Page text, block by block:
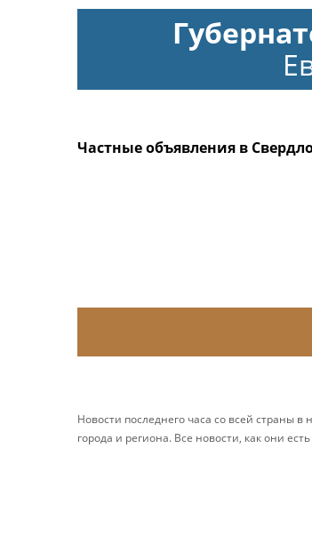
Частные объявления в
Новости последнего часа со всей страны
города и региона. Все новости, как они